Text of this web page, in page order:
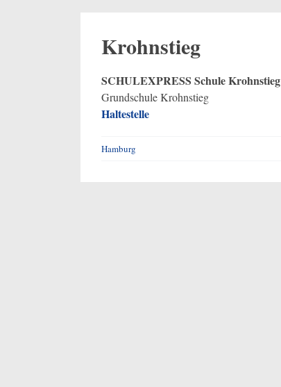
Krohnstieg
SCHULEXPRESS Schule Krohnstieg
Grundschule Krohnstieg
Haltestelle
Hamburg